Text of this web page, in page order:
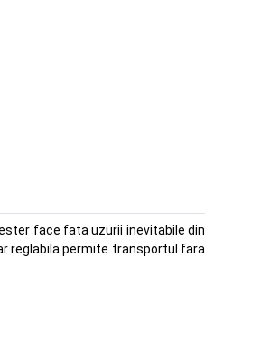
face fata uzurii inevitabile din
reglabila permite transportul fara